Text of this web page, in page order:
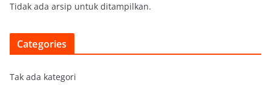
Tidak ada arsip untuk ditampilkan.
Categories
Tak ada kategori